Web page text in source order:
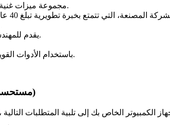
مجموعة ميزات غنية تدعم تصميم المباني والتحليل الهيكلي في أداة واحدة.
يقدم للمهندسين الإنشائيين عددًا كبيرًا من الأدوات لتصميم المباني.
باستخدام الأدوات القوية التي تركز على الأداء، يمكنك تصميم النماذج بسهولة.
متطلبات التثبيت والتكوين لبرنامج Etabs 2016 (مستحسن)